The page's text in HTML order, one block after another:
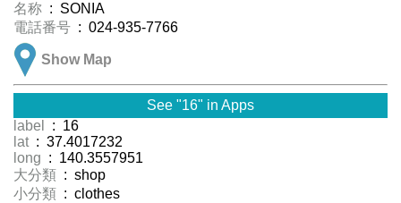
名称 : SONIA
電話番号 : 024-935-7766
Show Map
See "16" in Apps
label
: 16
lat : 37.4017232
long : 140.3557951
大分類 : shop
小分類 : clothes